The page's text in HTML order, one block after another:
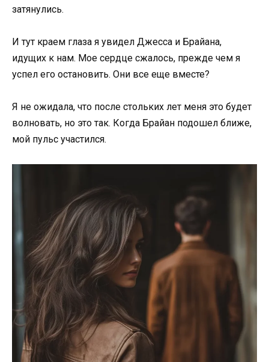
затянулись.
И тут краем глаза я увидел Джесса и Брайана,
идущих к нам. Мое сердце сжалось, прежде чем я
успел его остановить. Они все еще вместе?
Я не ожидала, что после стольких лет меня это будет
волновать, но это так. Когда Брайан подошел ближе,
мой пульс участился.